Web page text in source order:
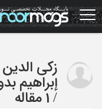
Skip
to
main
زکی الدین
إبراهیم
/ 1 مقاله